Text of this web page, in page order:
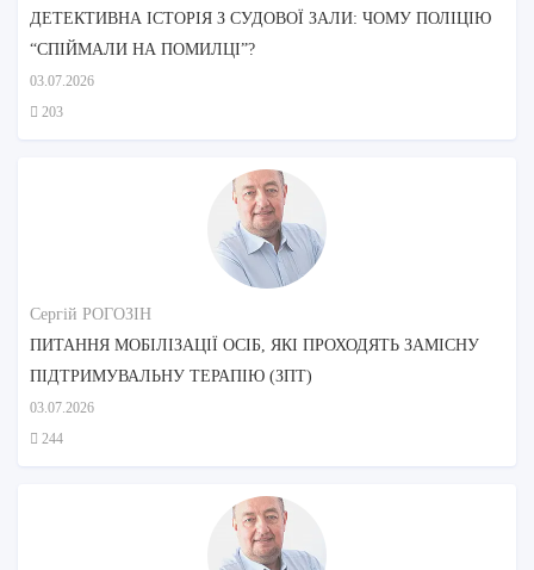
ДЕТЕКТИВНА ІСТОРІЯ З СУДОВОЇ ЗАЛИ: ЧОМУ ПОЛІЦІЮ
“СПІЙМАЛИ НА ПОМИЛЦІ”?
03.07.2026
203
Сергій РОГОЗІН
ПИТАННЯ МОБІЛІЗАЦІЇ ОСІБ, ЯКІ ПРОХОДЯТЬ ЗАМІСНУ
ПІДТРИМУВАЛЬНУ ТЕРАПІЮ (ЗПТ)
03.07.2026
244